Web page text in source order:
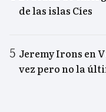
de las islas Cíes
Jeremy Irons en
vez pero no la